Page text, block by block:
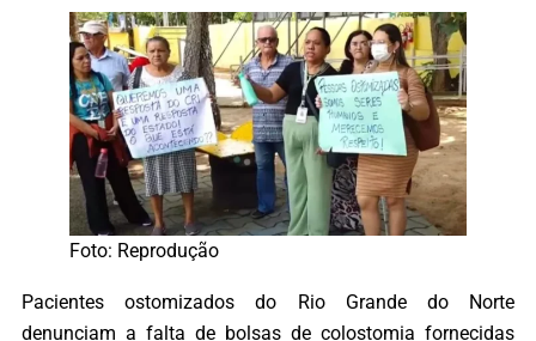
Foto: Reprodução
Pacientes ostomizados do Rio Grande do Norte
denunciam a falta de bolsas de colostomia fornecidas